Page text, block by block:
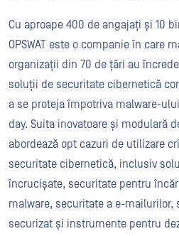
Cu aproape 400 de angajați și 10
OPSWAT este o companie în care
organizații din 70 de țări au
soluții de securitate cibernetică
a se proteja împotriva malware-
day. Suita inovatoare și modulară
abordează opt cazuri de utilizare
securitate cibernetică, inclusiv
încrucișate, securitate pentru
malware, securitate a e-mailurilor,
securizat și instrumente pentru